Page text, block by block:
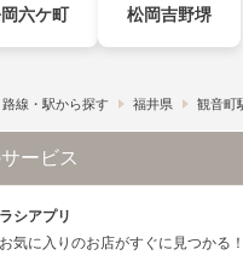
六ケ町 松岡吉野堺
路線・駅から探す 福井県 観音町
ービス
シアプリ
気に入りのお店がすぐに見つかる！